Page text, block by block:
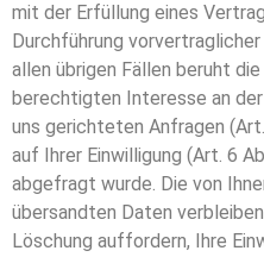
mit der Erfüllung eines
Durchführung
allen übrigen Fällen beruht
berechtigten Interesse an
uns gerichteten Anfragen
auf Ihrer Einwilligung (Art. 6
abgefragt wurde. Die von
übersandten Daten
Löschung auffordern, Ihre